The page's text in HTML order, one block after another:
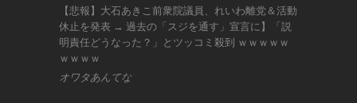
【悲報】大石あきこ前衆院議員、れいわ離党＆活動
休止を発表 → 過去の「スジを通す」宣言に】「説
明責任どうなった？」とツッコミ殺到 ｗｗｗｗｗ
ｗｗｗｗ
オワタあんてな